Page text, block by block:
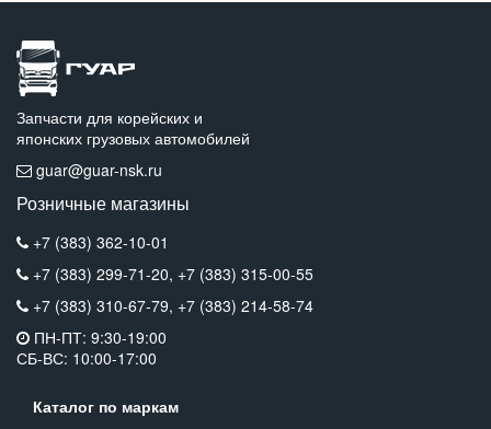
Запчасти для корейских и
японских грузовых автомобилей
guar@guar-nsk.ru
Розничные магазины
+7 (383) 362-10-01
+7 (383) 299-71-20, +7 (383) 315-00-55
+7 (383) 310-67-79, +7 (383) 214-58-74
ПН-ПТ: 9:30-19:00
СБ-ВС: 10:00-17:00
Каталог по маркам